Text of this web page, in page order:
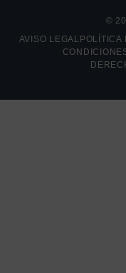
©
AVISO LEGAL POLÍTICA